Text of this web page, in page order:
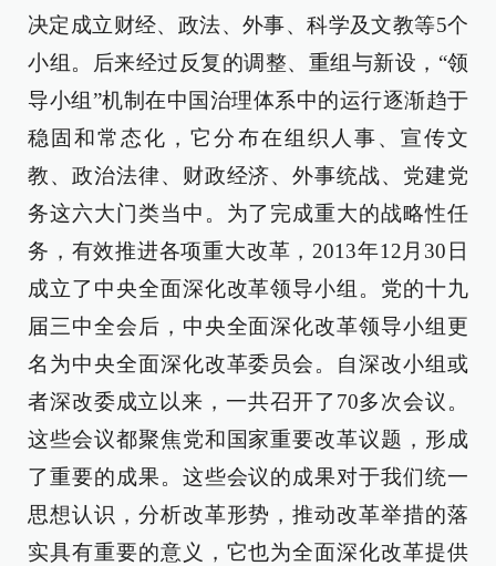
决定成立财经、政法、外事、科学及文教等5个
小组。后来经过反复的调整、重组与新设，“领
导小组”机制在中国治理体系中的运行逐渐趋于
稳固和常态化，它分布在组织人事、宣传文
教、政治法律、财政经济、外事统战、党建党
务这六大门类当中。为了完成重大的战略性任
务，有效推进各项重大改革，2013年12月30日
成立了中央全面深化改革领导小组。党的十九
届三中全会后，中央全面深化改革领导小组更
名为中央全面深化改革委员会。自深改小组或
者深改委成立以来，一共召开了70多次会议。
这些会议都聚焦党和国家重要改革议题，形成
了重要的成果。这些会议的成果对于我们统一
思想认识，分析改革形势，推动改革举措的落
实具有重要的意义，它也为全面深化改革提供